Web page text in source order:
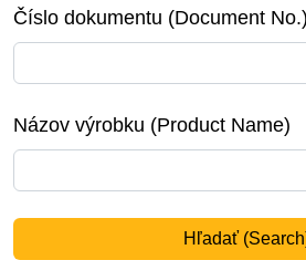
Číslo dokumentu (Document No.)
Názov výrobku (Product Name)
Hľadať